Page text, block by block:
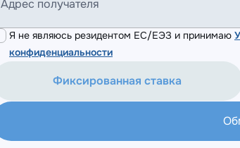
Адрес получателя
Я не являюсь резидентом ЕС/ЕЭЗ и принимаю
конфиденциальности
Фиксированная ставка